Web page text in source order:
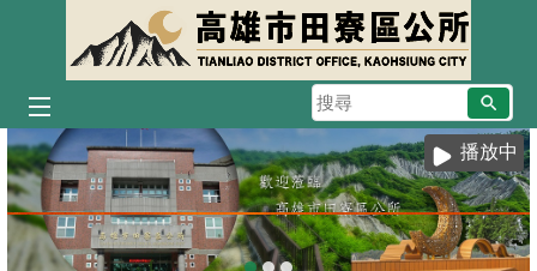
跳到主要內容區塊
搜
尋
播放中